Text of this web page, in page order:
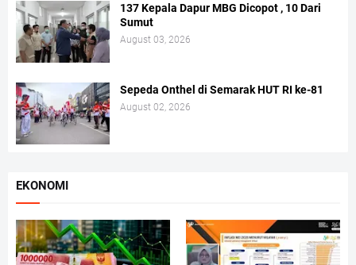
137 Kepala Dapur MBG Dicopot , 10 Dari
Sumut
August 03, 2026
Sepeda Onthel di Semarak HUT RI ke-81
August 02, 2026
EKONOMI